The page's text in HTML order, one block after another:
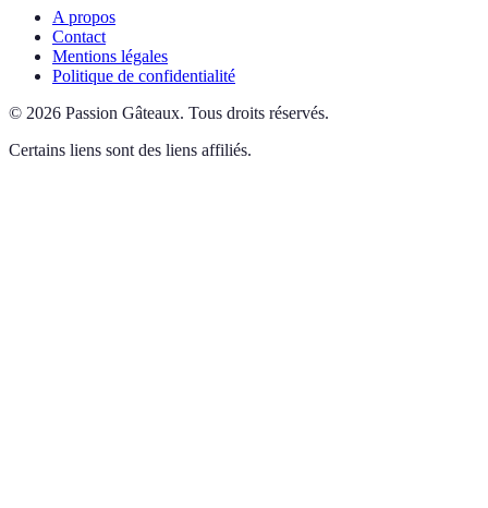
A propos
Contact
Mentions légales
Politique de confidentialité
© 2026 Passion Gâteaux. Tous droits réservés.
Certains liens sont des liens affiliés.